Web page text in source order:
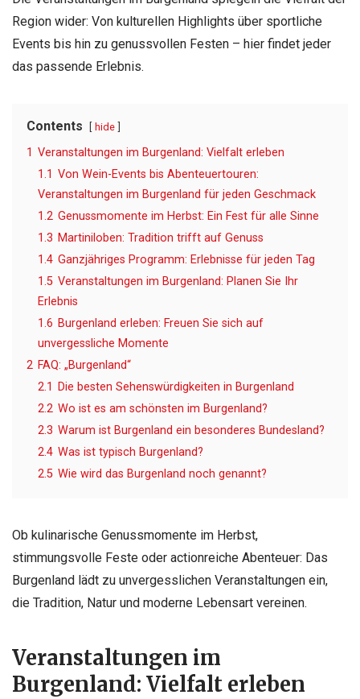
Region wider: Von kulturellen Highlights über sportliche
Events bis hin zu genussvollen Festen – hier findet jeder
das passende Erlebnis.
Contents hide
1 Veranstaltungen im Burgenland: Vielfalt erleben
1.1 Von Wein-Events bis Abenteuertouren:
Veranstaltungen im Burgenland für jeden Geschmack
1.2 Genussmomente im Herbst: Ein Fest für alle Sinne
1.3 Martiniloben: Tradition trifft auf Genuss
1.4 Ganzjähriges Programm: Erlebnisse für jeden Tag
1.5 Veranstaltungen im Burgenland: Planen Sie Ihr
Erlebnis
1.6 Burgenland erleben: Freuen Sie sich auf
unvergessliche Momente
2 FAQ: „Burgenland“
2.1
Die besten Sehenswürdigkeiten in Burgenland
2.2 Wo ist es am schönsten im Burgenland?
2.3 Warum ist Burgenland ein besonderes Bundesland?
2.4 Was ist typisch Burgenland?
2.5 Wie wird das Burgenland noch genannt?
Ob kulinarische Genussmomente im Herbst,
stimmungsvolle Feste oder actionreiche Abenteuer: Das
Burgenland lädt zu unvergesslichen Veranstaltungen ein,
die Tradition, Natur und moderne Lebensart vereinen.
Veranstaltungen im
Burgenland: Vielfalt erleben